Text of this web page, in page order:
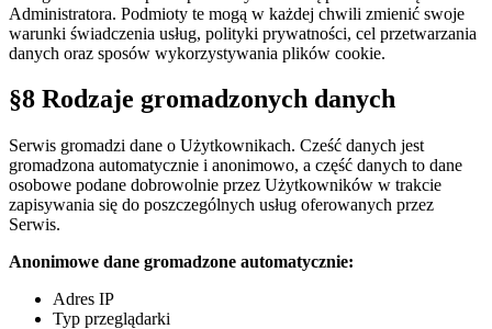
Administratora. Podmioty te mogą w każdej chwili zmienić swoje
warunki świadczenia usług, polityki prywatności, cel przetwarzania
danych oraz sposów wykorzystywania plików cookie.
§8 Rodzaje gromadzonych danych
Serwis gromadzi dane o Użytkownikach. Cześć danych jest
gromadzona automatycznie i anonimowo, a część danych to dane
osobowe podane dobrowolnie przez Użytkowników w trakcie
zapisywania się do poszczególnych usług oferowanych przez
Serwis.
Anonimowe dane gromadzone automatycznie:
Adres IP
Typ przeglądarki